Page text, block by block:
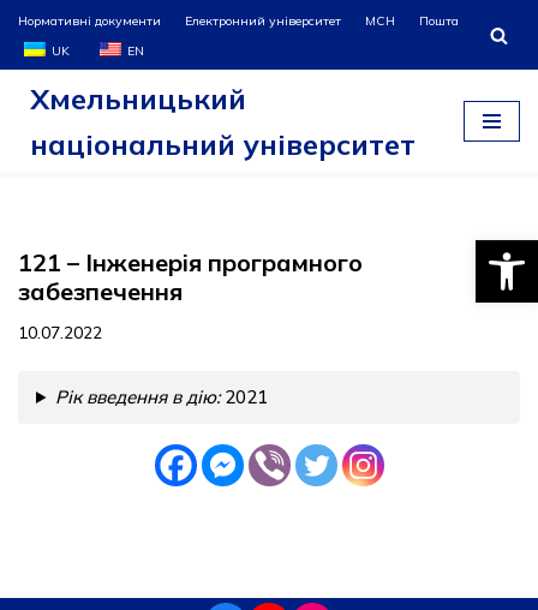
Перейти
до
Нормативні документи Електронний університет МСН
Пошта
UK
EN
Хмельницький
національний університет
121 – Інженерія програмного
забезпечення
10.07.2022
Рік введення в дію:2021